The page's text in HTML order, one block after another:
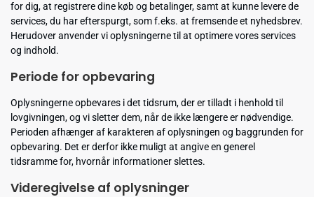
for dig, at registrere dine køb og betalinger, samt at kunne levere de
services, du har efterspurgt, som f.eks. at fremsende et nyhedsbrev.
Herudover anvender vi oplysningerne til at optimere vores services
og indhold.
Periode for opbevaring
Oplysningerne opbevares i det tidsrum, der er tilladt i henhold til
lovgivningen, og vi sletter dem, når de ikke længere er nødvendige.
Perioden afhænger af karakteren af oplysningen og baggrunden for
opbevaring. Det er derfor ikke muligt at angive en generel
tidsramme for, hvornår informationer slettes.
Videregivelse af oplysninger